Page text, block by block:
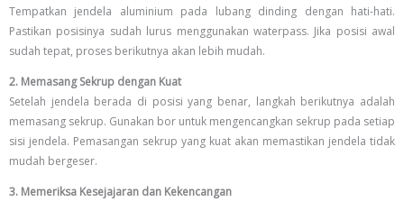
Tempatkan jendela aluminium pada lubang dinding dengan hati-hati.
Pastikan posisinya sudah lurus menggunakan waterpass. Jika posisi awal
sudah tepat, proses berikutnya akan lebih mudah.
2. Memasang Sekrup dengan Kuat
Setelah jendela berada di posisi yang benar, langkah berikutnya adalah
memasang sekrup. Gunakan bor untuk mengencangkan sekrup pada setiap
sisi jendela. Pemasangan sekrup yang kuat akan memastikan jendela tidak
mudah bergeser.
3. Memeriksa Kesejajaran dan Kekencangan